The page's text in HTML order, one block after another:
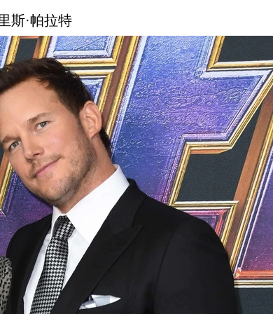
斯·帕拉特